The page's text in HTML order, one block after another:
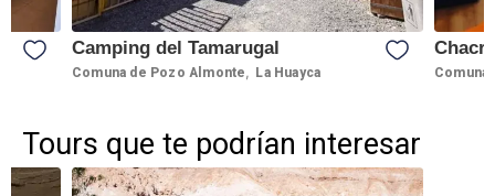
Camping del Tamarugal
Comuna de Pozo Almonte, La Huayca Comuna
Tours que te podrían interesar